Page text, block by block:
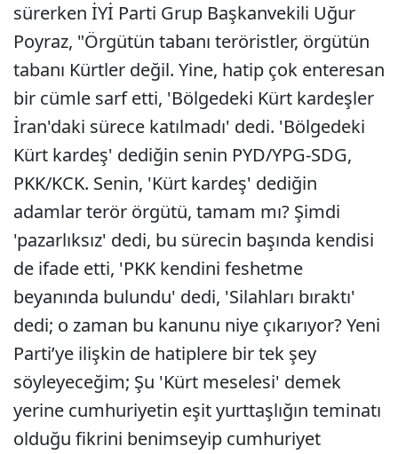
sürerken İYİ Parti Grup Başkanvekili Uğur
Poyraz, "Örgütün tabanı teröristler, örgütün
tabanı Kürtler değil. Yine, hatip çok enteresan
bir cümle sarf etti, 'Bölgedeki Kürt kardeşler
İran'daki sürece katılmadı' dedi. 'Bölgedeki
Kürt kardeş' dediğin senin PYD/YPG-SDG,
PKK/KCK. Senin, 'Kürt kardeş' dediğin
adamlar terör örgütü, tamam mı? Şimdi
'pazarlıksız' dedi, bu sürecin başında kendisi
de ifade etti, 'PKK kendini feshetme
beyanında bulundu' dedi, 'Silahları bıraktı'
dedi; o zaman bu kanunu niye çıkarıyor? Yeni
Parti’ye ilişkin de hatiplere bir tek şey
söyleyeceğim; Şu 'Kürt meselesi' demek
yerine cumhuriyetin eşit yurttaşlığın teminatı
olduğu fikrini benimseyip cumhuriyet